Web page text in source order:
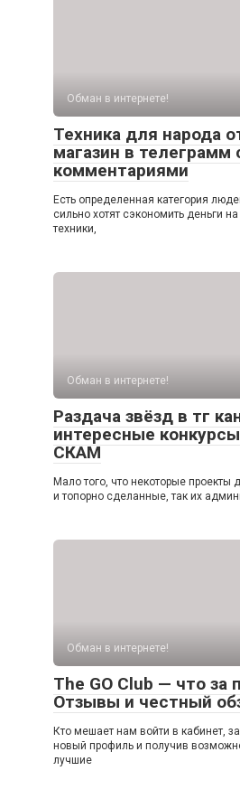
Обман в интернете!
Техника для народа
магазин в телеграмм
комментариями
Есть определенная категория
сильно хотят сэкономить деньги
техники,
Обман в интернете!
Раздача звёзд в тг
интересные
СКАМ
Мало того, что некоторые
и топорно сделанные, так их
Обман в интернете!
The GO Club — что за
Отзывы и честный
Кто мешает нам войти в кабинет,
новый профиль и получив
лучшие